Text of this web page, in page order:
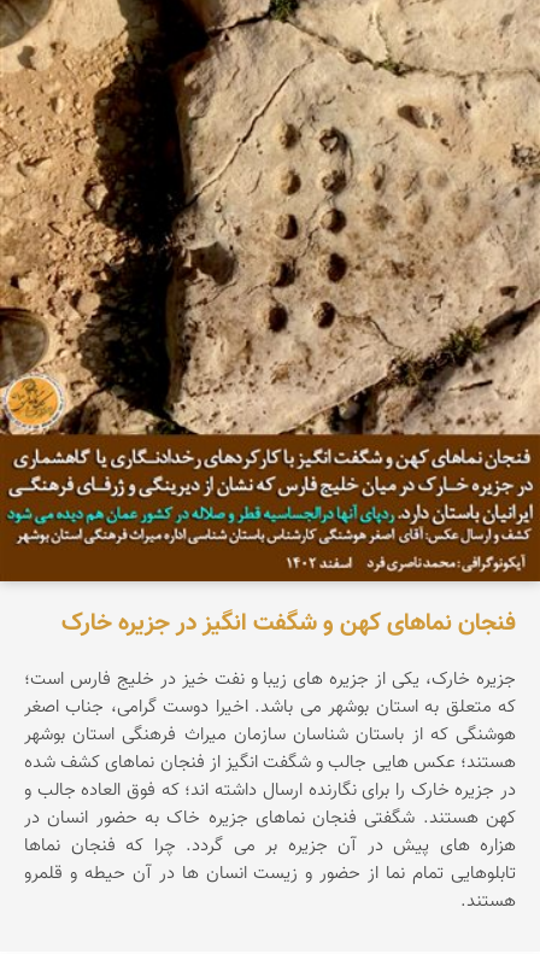
فنجان نماهای کهن و شگفت انگیز در جزیره خارک
جزیره خارک، یکی از جزیره های زیبا و نفت خیز در خلیج فارس است؛
که متعلق به استان بوشهر می باشد. اخیرا دوست گرامی، جناب اصغر
هوشنگی که از باستان شناسان سازمان میراث فرهنگی استان بوشهر
هستند؛ عکس هایی جالب و شگفت انگیز از فنجان نماهای کشف شده
در جزیره خارک را برای نگارنده ارسال داشته اند؛ که فوق العاده جالب و
کهن هستند. شگفتی فنجان نماهای جزیره خاک به حضور انسان در
هزاره های پیش در آن جزیره بر می گردد. چرا که فنجان نماها
تابلوهایی تمام نما از حضور و زیست انسان ها در آن حیطه و قلمرو
هستند.